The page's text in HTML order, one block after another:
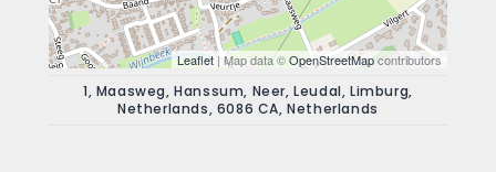
Leaflet| Map data ©OpenStreetMapcontributors
1, Maasweg, Hanssum, Neer, Leudal, Limburg,
Netherlands, 6086 CA, Netherlands